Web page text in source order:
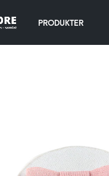
PRODUKTER